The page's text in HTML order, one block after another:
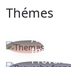
Thémes
Autres
thèmes
Proverbe